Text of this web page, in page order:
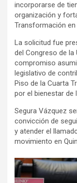
incorporarse de
organización y
Transformación en
La solicitud fue
del Congreso de la
compromiso
legislativo de
Piso de la Cuarta
por el bienestar de
Segura Vázquez
convicción de
y atender el
movimiento en